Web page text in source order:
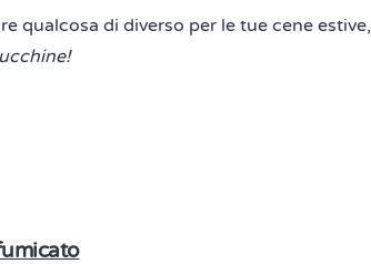
qualcosa di diverso per le tue cene estive,